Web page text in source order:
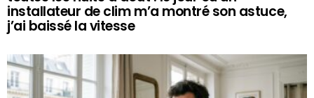
installateur de clim m’a montré son astuce,
j’ai baissé la vitesse